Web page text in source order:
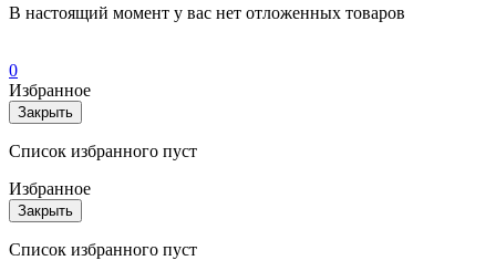
В настоящий момент у вас нет отложенных товаров
0
Избранное
Закрыть
Список избранного пуст
Избранное
Закрыть
Список избранного пуст